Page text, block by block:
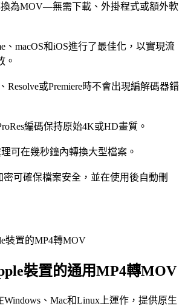
為MOV—無需下載、外掛程式或額外軟
、macOS和iOS進行了最佳化，以實現流
。
Resolve或Premiere時不會出現編解碼器錯
編碼保持原始4K或HD畫質。
可在幾秒鐘內轉換大型檔案。
密可確保檔案安全，並在使用後自動刪
裝置的通用MP4轉MOV
Windows、Mac和Linux上運作，提供原生